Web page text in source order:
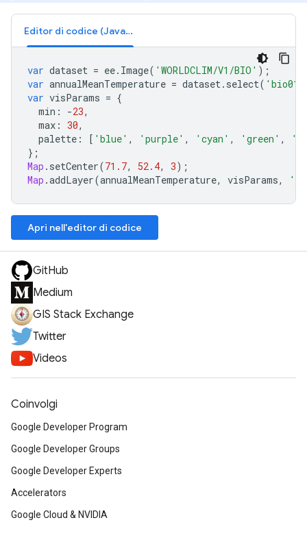
Editor di codice (JavaScript)
var dataset = ee. Image( 'WORLDCLIM/V1/BIO' );
var annualMeanTemperature = dataset. select( 'bio01'
var visParams = {
min : -23,
max : 30,
palette : [ 'blue' , 'purple' , 'cyan' , 'green' ,
};
Map . setCenter(71.7, 52.4, 3);
Map .addLayer(annualMeanTemperature, visParams,
Apri nell'editor di codice
GitHub
Medium
GIS Stack Exchange
Twitter
Videos
Coinvolgi
Google Developer Program
Google Developer Groups
Google Developer Experts
Accelerators
Google Cloud & NVIDIA